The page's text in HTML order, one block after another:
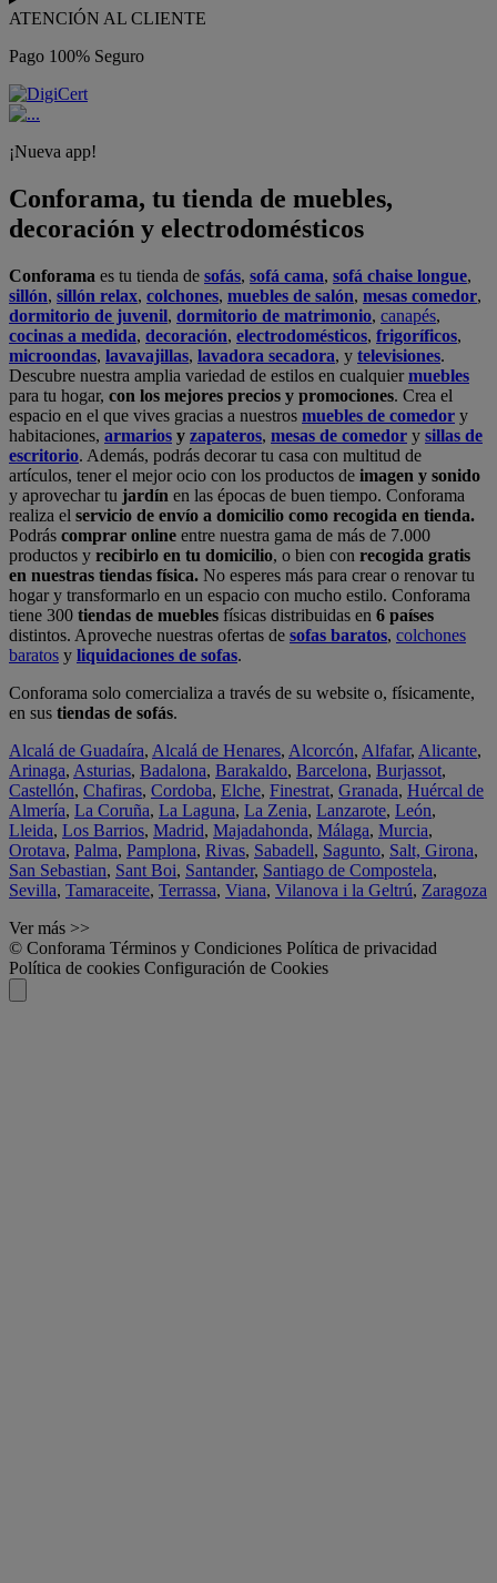
ATENCIÓN AL CLIENTE
Pago 100% Seguro
¡Nueva app!
Conforama, tu tienda de muebles,
decoración y electrodomésticos
Conforama es tu tienda de sofás, sofá cama, sofá chaise longue,
sillón, sillón relax, colchones, muebles de salón, mesas comedor,
dormitorio de juvenil, dormitorio de matrimonio, canapés,
cocinas a medida, decoración, electrodomésticos, frigoríficos,
microondas, lavavajillas, lavadora secadora, y televisiones.
Descubre nuestra amplia variedad de estilos en cualquiermuebles
para tu hogar, con los mejores precios y promociones. Crea el
espacio en el que vives gracias a nuestros muebles de comedor y
habitaciones, armarios y zapateros, mesas de comedor y sillas de
escritorio. Además, podrás decorar tu casa con multitud de
artículos, tener el mejor ocio con los productos de imagen y sonido
y aprovechar tu jardín en las épocas de buen tiempo. Conforama
realiza el servicio de envío a domicilio como recogida en tienda.
Podrás comprar online entre nuestra gama de más de 7.000
productos y recibirlo en tu domicilio, o bien con recogida gratis
en nuestras tiendas física. No esperes más para crear o renovar tu
hogar y transformarlo en un espacio con mucho estilo. Conforama
tiene 300 tiendas de muebles físicas distribuidas en 6 países
distintos. Aproveche nuestras ofertas de sofas baratos, colchones
baratos y liquidaciones de sofas.
Conforama solo comercializa a través de su website o, físicamente,
en sus tiendas de sofás.
Alcalá de Guadaíra, Alcalá de Henares, Alcorcón, Alfafar, Alicante,
Arinaga, Asturias, Badalona, Barakaldo, Barcelona, Burjassot,
Castellón, Chafiras, Cordoba, Elche, Finestrat, Granada, Huércal de
Almería, La Coruña, La Laguna, La Zenia, Lanzarote, León,
Lleida, Los Barrios, Madrid, Majadahonda, Málaga, Murcia,
Orotava, Palma, Pamplona, Rivas, Sabadell, Sagunto, Salt, Girona,
San Sebastian, Sant Boi, Santander, Santiago de Compostela,
Sevilla, Tamaraceite, Terrassa, Viana, Vilanova i la Geltrú, Zaragoza
Ver más >>
© Conforama Términos y Condiciones Política de privacidad
Política de cookies Configuración de Cookies